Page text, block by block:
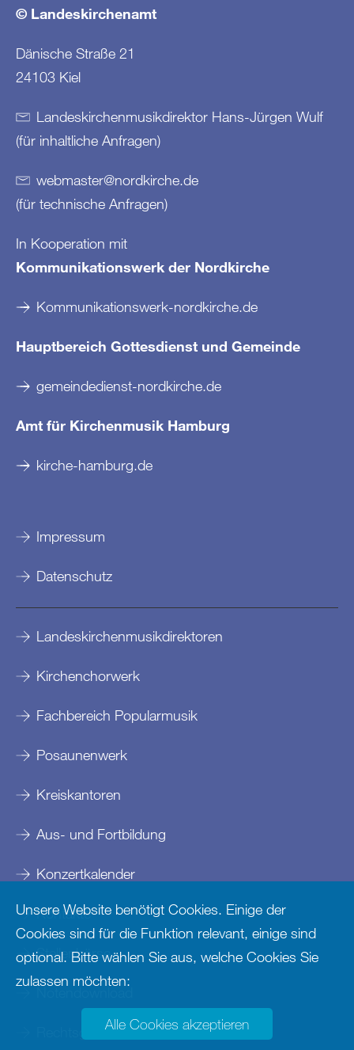
© Landeskirchenamt
Dänische Straße 21
24103 Kiel
Landeskirchenmusikdirektor Hans-Jürgen Wulf
(für inhaltliche Anfragen)
webmaster@nordkirche.de
(für technische Anfragen)
In Kooperation mit
Kommunikationswerk der Nordkirche
Kommunikationswerk-nordkirche.de
Hauptbereich Gottesdienst und Gemeinde
gemeindedienst-nordkirche.de
Amt für Kirchenmusik Hamburg
kirche-hamburg.de
Impressum
Datenschutz
Landeskirchenmusikdirektoren
Kirchenchorwerk
Fachbereich Popularmusik
Posaunenwerk
Kreiskantoren
Aus- und Fortbildung
Konzertkalender
Kontakte
Stellenbörse
Rechtsgrundlagen
Unsere Website benötigt Cookies. Einige der
Cookies sind für die Funktion relevant, einige sind
optional. Bitte wählen Sie aus, welche Cookies Sie
zulassen möchten:
Alle Cookies akzeptieren